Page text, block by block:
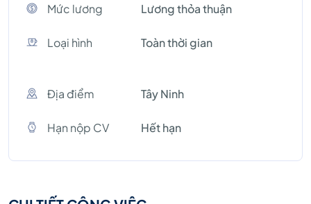
Mức lương Lương thỏa thuận
Loại hình Toàn thời gian
Địa điểm Tây Ninh
Hạn nộp CV Hết hạn